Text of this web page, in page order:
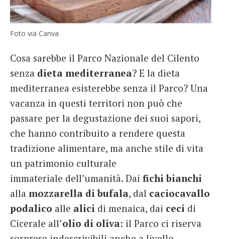
Foto via Canva
Cosa sarebbe il Parco Nazionale del Cilento
senza dieta mediterranea? E la dieta
mediterranea esisterebbe senza il Parco? Una
vacanza in questi territori non può che
passare per la degustazione dei suoi sapori,
che hanno contribuito a rendere questa
tradizione alimentare, ma anche stile di vita
un patrimonio culturale
immateriale dell’umanità. Dai fichi bianchi
alla mozzarella di bufala, dal caciocavallo
podalico alle alici di menaica, dai ceci di
Cicerale all’olio di oliva: il Parco ci riserva